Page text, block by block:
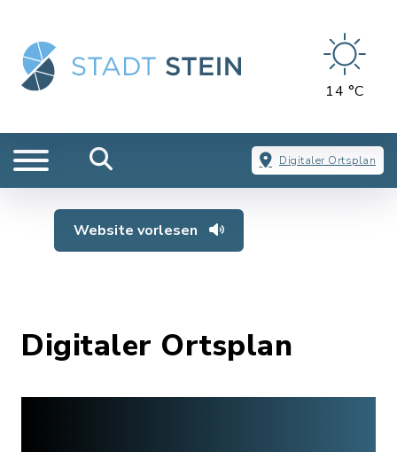
14 °C
Digitaler Ortsplan
Website vorlesen
Digitaler Ortsplan